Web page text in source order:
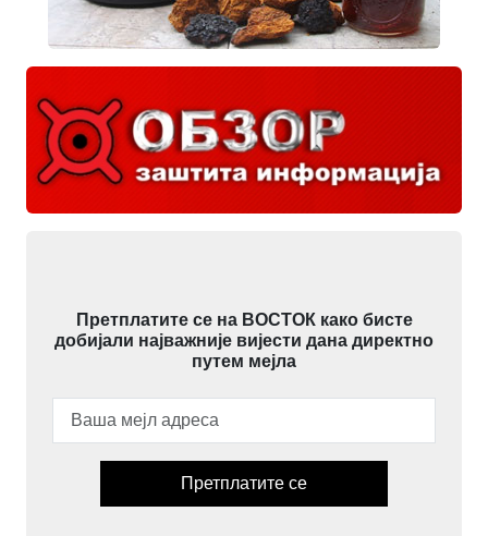
Претплатите се на ВОСТОК како бисте
добијали најважније вијести дана директно
путем мејла
Претплатите се